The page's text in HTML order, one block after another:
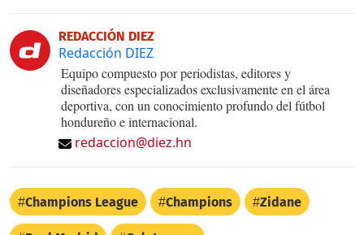
REDACCIÓN DIEZ
Redacción DIEZ
Equipo compuesto por periodistas, editores y
diseñadores especializados exclusivamente en el área
deportiva, con un conocimiento profundo del fútbol
hondureño e internacional.
redaccion@diez.hn
Champions League Champions Zidane